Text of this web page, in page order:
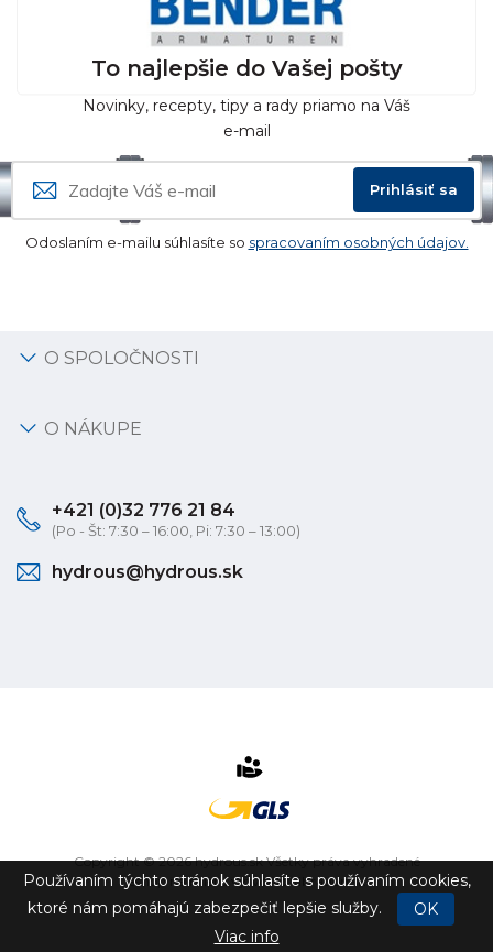
To najlepšie do Vašej pošty
Novinky, recepty, tipy a rady priamo na Váš
e-mail
Prihlásiť sa
Odoslaním e-mailu súhlasíte so spracovaním osobných údajov.
O SPOLOČNOSTI
O NÁKUPE
+421 (0)32 776 21 84
(Po - Št: 7:30 – 16:00, Pi: 7:30 – 13:00)
hydrous@hydrous.sk
Copyright © 2026 hydrous.sk Všetky práva vyhradené
eshop na mieruvytvorilovibration.sk
Používaním týchto stránok súhlasíte s používaním cookies,
ktoré nám pomáhajú zabezpečiť lepšie služby.
OK
Viac info